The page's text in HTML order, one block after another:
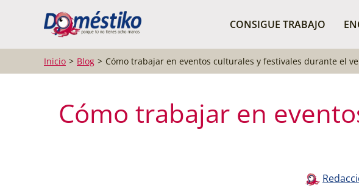
CONSIGUE TRABAJO
Inicio Blog Cómo trabajar en eventos culturales y festivales durante el
Cómo trabajar en